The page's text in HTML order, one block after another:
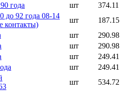
года
шт
374.11
до 92 года 08-14
контакты)
шт
187.15
шт
290.98
шт
290.98
шт
249.41
шт
249.41
шт
534.72